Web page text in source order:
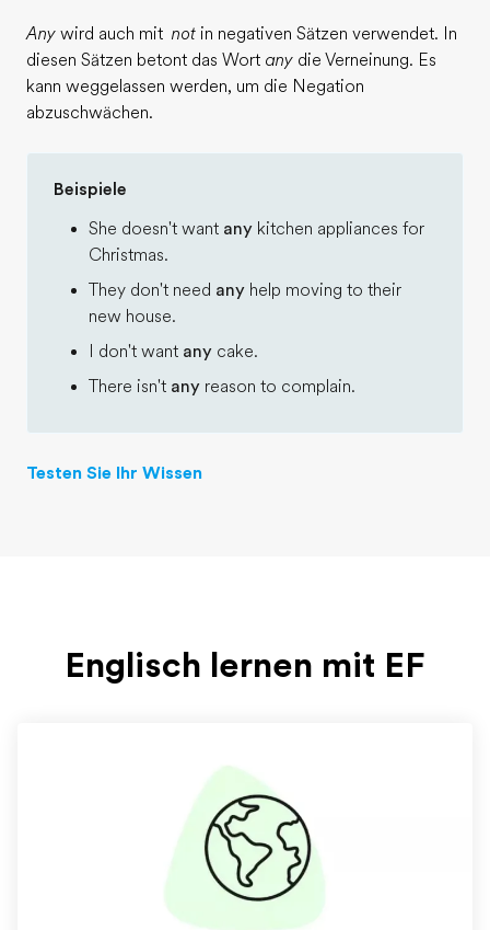
Any wird auch mit not in negativen Sätzen verwendet. In
diesen Sätzen betont das Wort any die Verneinung. Es
kann weggelassen werden, um die Negation
abzuschwächen.
Beispiele
She doesn't want any kitchen appliances for
Christmas.
They don't need any help moving to their
new house.
I don't want any cake.
There isn't any reason to complain.
Testen Sie Ihr Wissen
Englisch lernen mit EF